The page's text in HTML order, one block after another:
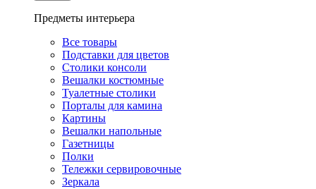
Предметы интерьера
Все товары
Подставки для цветов
Столики консоли
Вешалки костюмные
Туалетные столики
Порталы для камина
Картины
Вешалки напольные
Газетницы
Полки
Тележки сервировочные
Зеркала